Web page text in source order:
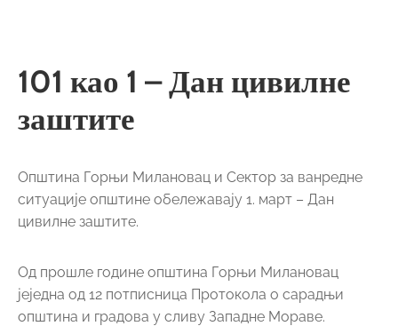
101 као 1 – Дан цивилне
заштите
Општина Горњи Милановац и Сектор за ванредне
ситуације општине обележавају 1. март – Дан
цивилне заштите.
Од прошле године општина Горњи Милановац
јеједна од 12 потписница Протокола о сарадњи
општина и градова у сливу Западне Мораве.